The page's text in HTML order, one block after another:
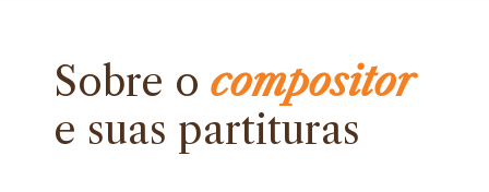
Sobre ocompositor
e suas partituras